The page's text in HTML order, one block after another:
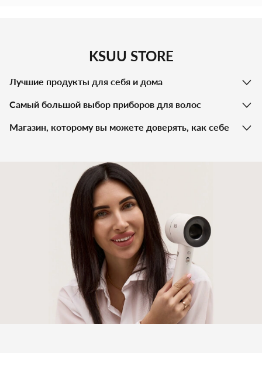
KSUU STORE
Лучшие продукты для себя и дома
Самый большой выбор приборов для волос
Магазин, которому вы можете доверять, как себе